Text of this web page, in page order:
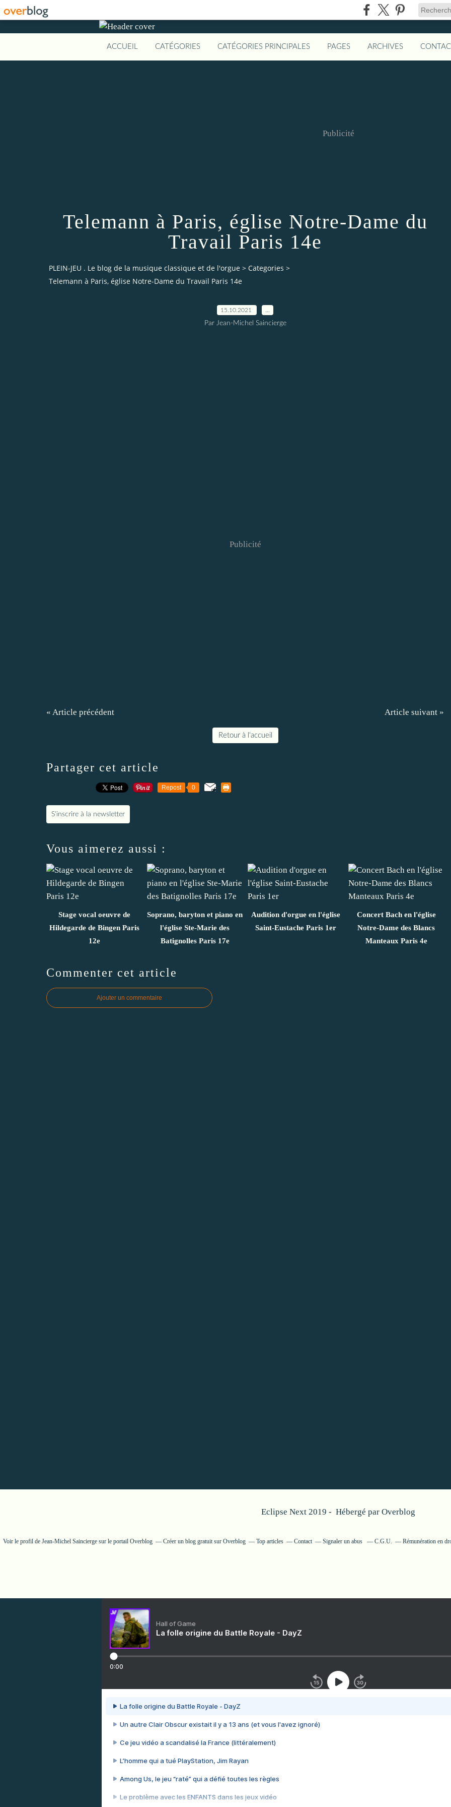
ACCUEIL CATÉGORIES CATÉGORIES PRINCIPALES PAGES ARCHIVES
Publicité
Telemann à Paris, église Notre-Dame du
Travail Paris 14e
PLEIN-JEU . Le blog de la musique classique et de l'orgue > Categories >
Telemann à Paris, église Notre-Dame du Travail Paris 14e
15.10.2021
Par Jean-Michel Saincierge
Publicité
« Article précédent Article suivant »
Retour à l'accueil
Partager cet article
Repost 0
S'inscrire à la newsletter
Vous aimerez aussi :
Stage vocal oeuvre de
Hildegarde de Bingen Paris
12e
Soprano, baryton et piano en
l'église Ste-Marie des
Batignolles Paris 17e
Audition d'orgue en l'église
Saint-Eustache Paris 1er
Concert Bach en l'église
Notre-Dame des Blancs
Manteaux Paris 4e
Commenter cet article
Ajouter un commentaire
Eclipse Next 2019 - Hébergé par Overblog
Voir le profil de Jean-Michel Sainciergesur le portail Overblog Créer un blog gratuit sur Overblog Top articles Contact Signaler un abus C.G.U. Rémunération en
Hall of Game
La folle origine du Battle Royale - DayZ
0:00
La folle origine du Battle Royale - DayZ
Un autre Clair Obscur existait il y a 13 ans (et vous l'avez ignoré)
Ce jeu vidéo a scandalisé la France (littéralement)
L’homme qui a tué PlayStation, Jim Rayan
Among Us, le jeu “raté” qui a défié toutes les règles
Le problème avec les ENFANTS dans les jeux vidéo